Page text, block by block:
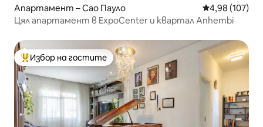
Апартамент – Сао Пауло Средна
4,98 (107)
Цял апартамент в ExpoCenter и квартал Anhembi
Най-популярен избор на гостите
Избор на гостите